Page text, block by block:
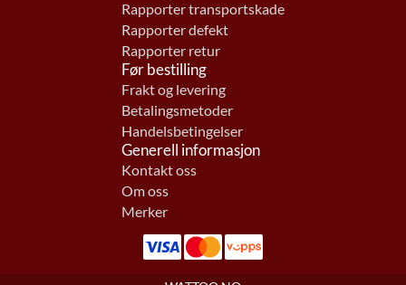
Rapporter transportskade
Rapporter defekt
Rapporter retur
Før bestilling
Frakt og levering
Betalingsmetoder
Handelsbetingelser
Generell informasjon
Kontakt oss
Om oss
Merker